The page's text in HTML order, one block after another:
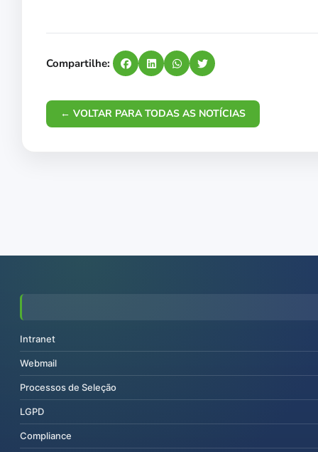
Compartilhe:
← VOLTAR PARA TODAS AS NOTÍCIAS
Intranet
Webmail
Processos de Seleção
LGPD
Compliance